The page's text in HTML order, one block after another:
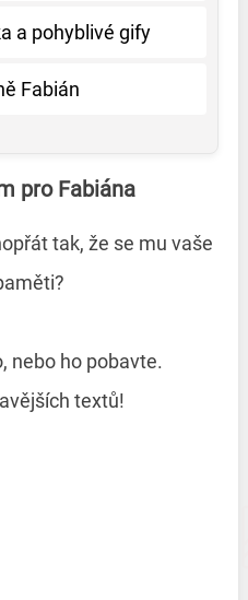
a pohyblivé gify
Fabián
pro Fabiána
tak, že se mu vaše
nebo ho pobavte.
textů!